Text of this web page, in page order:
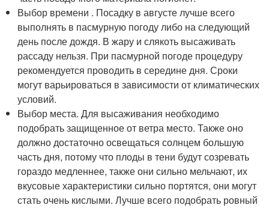
Выбор времени . Посадку в августе лучше всего
выполнять в пасмурную погоду либо на следующий
день после дождя. В жару и слякоть высаживать
рассаду нельзя. При пасмурной погоде процедуру
рекомендуется проводить в середине дня. Сроки
могут варьироваться в зависимости от климатических
условий.
Выбор места. Для высаживания необходимо
подобрать защищенное от ветра место. Также оно
должно достаточно освещаться солнцем большую
часть дня, потому что плоды в тени будут созревать
гораздо медленнее, также они сильно мельчают, их
вкусовые характеристики сильно портятся, они могут
стать очень кислыми. Лучше всего подобрать ровный